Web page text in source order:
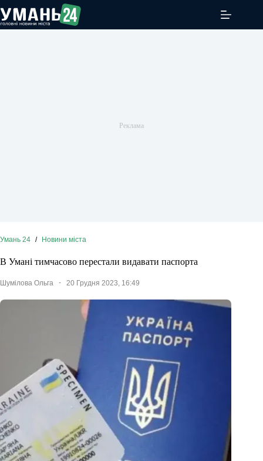
до
вмісту
Умань 24 / Новини міста
В Умані тимчасово перестали видавати паспорта
Шумілова Ольга 20 Грудня 2023, 16:49